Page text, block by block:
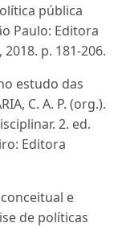
pública
Paulo: Editora
p. 181-206.
estudo das
C. A. P. (org.).
2. ed.
Editora
e
de políticas